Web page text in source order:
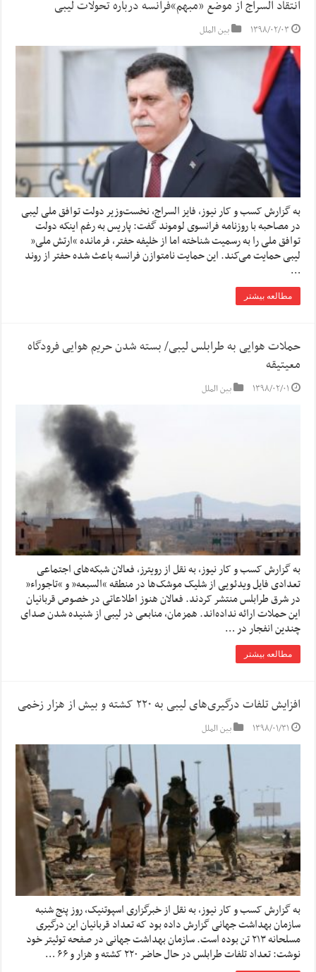
انتقاد السراج از موضع «مبهم»فرانسه درباره تحولات لیبی
۱۳۹۸/۰۲/۰۳ بین الملل
به گزارش کسب و کار نیوز، فایز السراج، نخست‌وزیر دولت توافق ملی لیبی
در مصاحبه با روزنامه فرانسوی لوموند گفت: پاریس به رغم اینکه دولت
توافق ملی را به رسمیت شناخته اما از خلیفه حفتر، فرمانده “ارتش ملی”
لیبی حمایت می‌کند. این حمایت نامتوازن فرانسه باعث شده حفتر از روند
…
مطالعه بیشتر
حملات هوایی به طرابلس لیبی/ بسته شدن حریم هوایی فرودگاه
معیتیقه
۱۳۹۸/۰۲/۰۱ بین الملل
به گزارش کسب و کار نیوز، به نقل از رویترز، فعالان شبکه‌های اجتماعی
تعدادی فایل ویدئویی از شلیک موشک‌ها در منطقه “السبعه” و “تاجوراء”
در شرق طرابلس منتشر کردند. فعالان هنوز اطلاعاتی در خصوص قربانیان
این حملات‌ ارائه نداده‌اند. همزمان، منابعی در لیبی از شنیده شدن صدای
چندین انفجار در …
مطالعه بیشتر
افزایش تلفات درگیری‌های لیبی به ۲۲۰ کشته و بیش از هزار زخمی
۱۳۹۸/۰۱/۳۱ بین الملل
به گزارش کسب و کار نیوز، به نقل از خبرگزاری اسپوتنیک، روز پنج شنبه
سازمان بهداشت جهانی گزارش داده بود که تعداد قربانیان این درگیری
مسلحانه ۲۱۳ تن بوده است. سازمان بهداشت جهانی در صفحه توئیتر خود
نوشت: تعداد تلفات طرابلس در حال حاضر ۲۲۰ کشته و هزار و ۶۶ …